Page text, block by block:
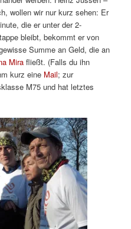
wollen wir nur kurz sehen: Er
die er unter der 2-
bleibt, bekommt er von
Summe an Geld, die an
Mira fließt. (Falls du ihn
kurz eine Mail; zur
M75 und hat letztes